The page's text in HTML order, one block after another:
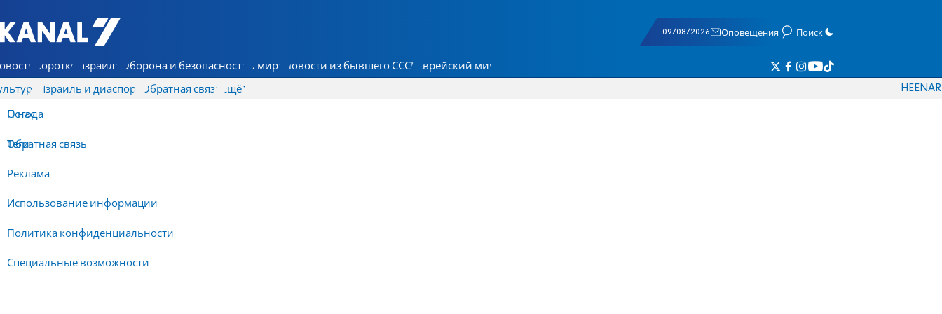
7 КАНАЛ - Аруц Шева
09/08/2026 Оповещения Поиск
Коротко Израиль Оборона и безопасность В мире Новости из бывшего СССР Еврейский мир
Израиль и диаспора Обратная связь
О нас
Обратная связь
Реклама
Использование информации
Политика конфиденциальности
Специальные возможности
Ещё
Погода
Теги
HEENAR